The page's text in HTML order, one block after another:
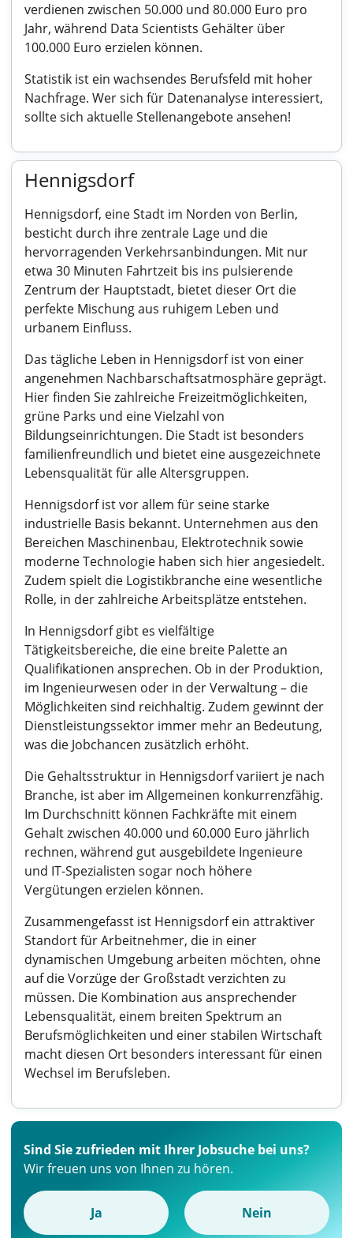
verdienen zwischen 50.000 und 80.000 Euro pro
Jahr, während Data Scientists Gehälter über
100.000 Euro erzielen können.
Statistik ist ein wachsendes Berufsfeld mit hoher
Nachfrage. Wer sich für Datenanalyse interessiert,
sollte sich aktuelle Stellenangebote ansehen!
Hennigsdorf
Hennigsdorf, eine Stadt im Norden von Berlin,
besticht durch ihre zentrale Lage und die
hervorragenden Verkehrsanbindungen. Mit nur
etwa 30 Minuten Fahrtzeit bis ins pulsierende
Zentrum der Hauptstadt, bietet dieser Ort die
perfekte Mischung aus ruhigem Leben und
urbanem Einfluss.
Das tägliche Leben in Hennigsdorf ist von einer
angenehmen Nachbarschaftsatmosphäre geprägt.
Hier finden Sie zahlreiche Freizeitmöglichkeiten,
grüne Parks und eine Vielzahl von
Bildungseinrichtungen. Die Stadt ist besonders
familienfreundlich und bietet eine ausgezeichnete
Lebensqualität für alle Altersgruppen.
Hennigsdorf ist vor allem für seine starke
industrielle Basis bekannt. Unternehmen aus den
Bereichen Maschinenbau, Elektrotechnik sowie
moderne Technologie haben sich hier angesiedelt.
Zudem spielt die Logistikbranche eine wesentliche
Rolle, in der zahlreiche Arbeitsplätze entstehen.
In Hennigsdorf gibt es vielfältige
Tätigkeitsbereiche, die eine breite Palette an
Qualifikationen ansprechen. Ob in der Produktion,
im Ingenieurwesen oder in der Verwaltung – die
Möglichkeiten sind reichhaltig. Zudem gewinnt der
Dienstleistungssektor immer mehr an Bedeutung,
was die Jobchancen zusätzlich erhöht.
Die Gehaltsstruktur in Hennigsdorf variiert je nach
Branche, ist aber im Allgemeinen konkurrenzfähig.
Im Durchschnitt können Fachkräfte mit einem
Gehalt zwischen 40.000 und 60.000 Euro jährlich
rechnen, während gut ausgebildete Ingenieure
und IT-Spezialisten sogar noch höhere
Vergütungen erzielen können.
Zusammengefasst ist Hennigsdorf ein attraktiver
Standort für Arbeitnehmer, die in einer
dynamischen Umgebung arbeiten möchten, ohne
auf die Vorzüge der Großstadt verzichten zu
müssen. Die Kombination aus ansprechender
Lebensqualität, einem breiten Spektrum an
Berufsmöglichkeiten und einer stabilen Wirtschaft
macht diesen Ort besonders interessant für einen
Wechsel im Berufsleben.
Sind Sie zufrieden mit Ihrer Jobsuche bei uns?
Wir freuen uns von Ihnen zu hören.
Ja Nein